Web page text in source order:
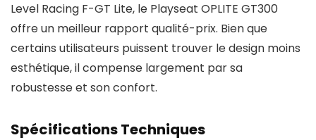
Level Racing F-GT Lite, le Playseat OPLITE GT300
offre un meilleur rapport qualité-prix. Bien que
certains utilisateurs puissent trouver le design moins
esthétique, il compense largement par sa
robustesse et son confort.
Spécifications Techniques